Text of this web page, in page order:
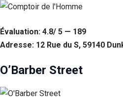
Évaluation: 4.8/ 5 — 189
Adresse: 12 Rue du S, 59140
O’Barber Street